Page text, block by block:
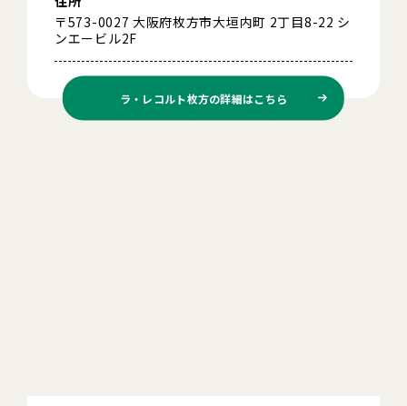
〒573-0027 大阪府枚方市大垣内町 2丁目8-22 シ
ンエービル2F
ラ・レコルト枚方の詳細はこちら